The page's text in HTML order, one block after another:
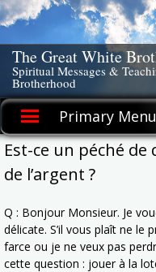
Skip
to
content
The Great White
Spiritual Messages &
Brotherhood
Primary Menu
Est-ce un péché
de l’argent ?
Q : Bonjour Monsieur. Je
délicate. S’il vous plaît ne le
farce ou je ne veux pas
cette question : jouer à la